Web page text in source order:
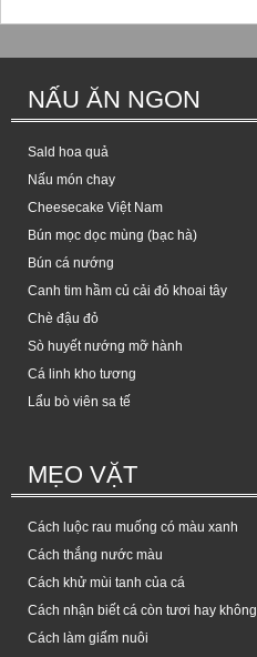
NẤU ĂN NGON
Sald hoa quả
Nấu món chay
Cheesecake Việt Nam
Bún mọc dọc mùng (bạc hà)
Bún cá nướng
Canh tim hầm củ cải đỏ khoai tây
Chè đậu đỏ
Sò huyết nướng mỡ hành
Cá linh kho tương
Lẩu bò viên sa tế
MẸO VẶT
Cách luộc rau muống có màu xanh
Cách thắng nước màu
Cách khử mùi tanh của cá
Cách nhận biết cá còn tươi hay không
Cách làm giấm nuôi